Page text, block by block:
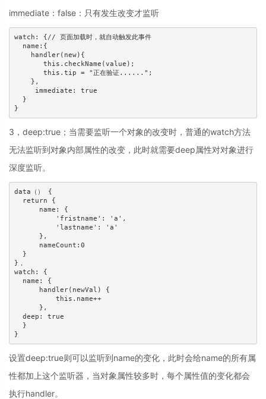
immediate：false：只有发生改变才监听
watch: {// 页面加载时，就自动触发此事件
  name:{
    handler(new){
       this.checkName(value);
       this.tip = "正在验证......";
    },
     immediate: true
  }
}
3，deep:true；当需要监听一个对象的改变时，普通的watch方法
无法监听到对象内部属性的改变，此时就需要deep属性对对象进行
深度监听。
data（） {
  return {
      name: {
          'fristname': 'a',
          'lastname': 'a'
      },
      nameCount:0
  }
}，
watch: {
  name: {
      handler(newVal) {
          this.name++
      },
  deep: true
  }
}
设置deep:true则可以监听到name的变化，此时会给name的所有属
性都加上这个监听器，当对象属性较多时，每个属性值的变化都会
执行handler。